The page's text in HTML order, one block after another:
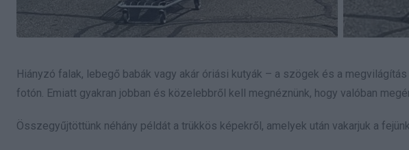
Hiányzó falak, lebegő babák vagy akár óriási kutyák – a szögek és a
fotón. Emiatt gyakran jobban és közelebbről kell megnéznünk, hogy valóban
Összegyűjtöttünk néhány példát a trükkös képekről, amelyek után vakarjuk a